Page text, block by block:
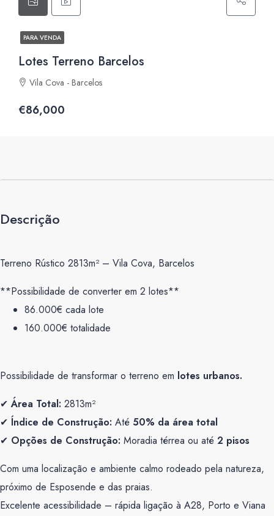
PARA VENDA
Lotes Terreno Barcelos
Vila Cova - Barcelos
€86,000
Descrição
Terreno Rústico 2813m² – Vila Cova, Barcelos
**Possibilidade de converter em 2 lotes**
86.000€ cada lote
160.000€ totalidade
Possibilidade de transformar o terreno em lotes urbanos.
✔Área Total: 2813m²
✔ Índice de Construção: Até 50% da área total
✔ Opções de Construção: Moradia térrea ou até 2 pisos
Com uma localização e ambiente calmo rodeado pela natureza,
próximo de Esposende e das praias.
Excelente acessibilidade – rápida ligação à A28, Porto e Viana